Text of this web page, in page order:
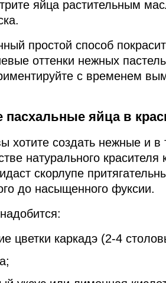
яйца растительным
простой способ
оттенки нежных
с временем
пасхальные яйца в
хотите создать нежные и
натурального
скорлупе
до насыщенного фуксии.
цветки каркадэ (2-4